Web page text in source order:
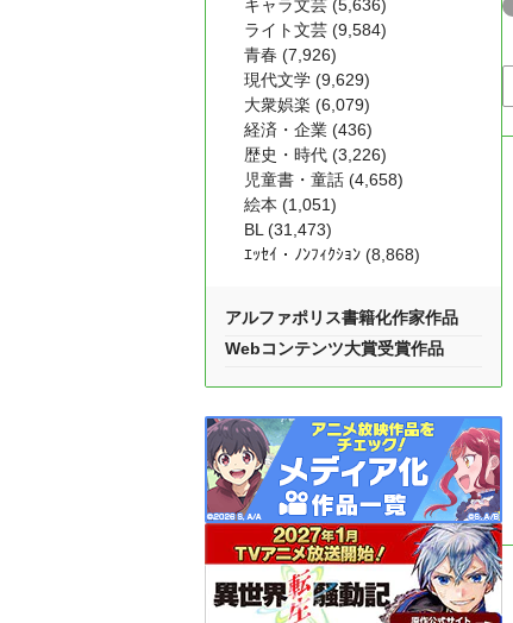
キャラ文芸 (5,636)
ライト文芸 (9,584)
青春 (7,926)
現代文学 (9,629)
大衆娯楽 (6,079)
経済・企業 (436)
歴史・時代 (3,226)
児童書・童話 (4,658)
絵本 (1,051)
BL (31,473)
ｴｯｾｲ・ﾉﾝﾌｨｸｼｮﾝ (8,868)
アルファポリス書籍化作家作品
Webコンテンツ大賞受賞作品